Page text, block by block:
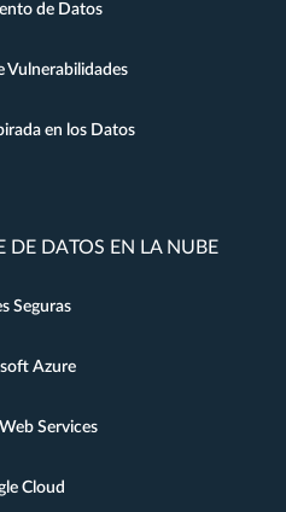
de Datos
Vulnerabilidades
en los Datos
DE DATOS EN LA NUBE
Seguras
Azure
Services
Cloud